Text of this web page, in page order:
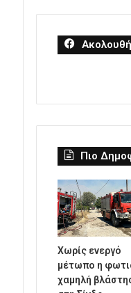
Πιο
Χωρίς ενεργό
μέτωπο η
χαμηλή